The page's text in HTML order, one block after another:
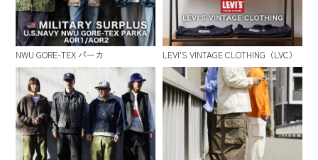
NWU GORE-TEX パーカ LEVI'S VINTAGE CLOTHING（LVC）